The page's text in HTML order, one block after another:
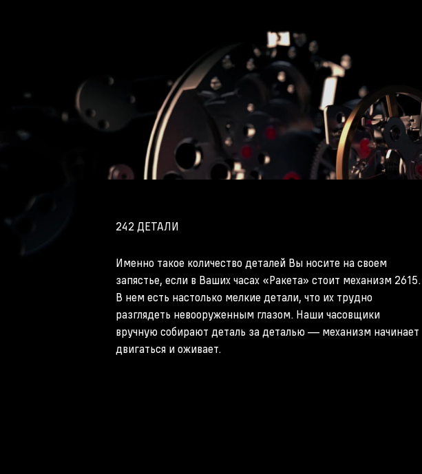
242 ДЕТАЛИ
Именно такое количество деталей Вы носите на своем
запястье, если в Ваших часах «Ракета» стоит механизм 2615.
В нем есть настолько мелкие детали, что их трудно
разглядеть невооруженным глазом. Наши часовщики
вручную собирают деталь за деталью — механизм начинает
двигаться и оживает.